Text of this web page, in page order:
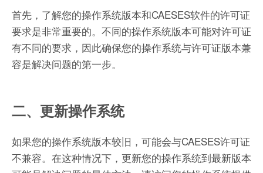
首先，了解您的操作系统版本和CAESES软件的许可证
要求是非常重要的。不同的操作系统版本可能对许可证
有不同的要求，因此确保您的操作系统与许可证版本兼
容是解决问题的第一步。
二、更新操作系统
如果您的操作系统版本较旧，可能会与CAESES许可证
不兼容。在这种情况下，更新您的操作系统到最新版本